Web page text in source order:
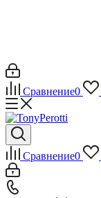
Сравнение0
Сравнение0